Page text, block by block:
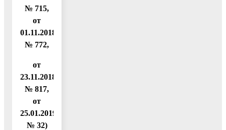
№ 715,
от
01.11.2018
№ 772,
от
23.11.2018
№ 817,
от
25.01.2019
№ 32)